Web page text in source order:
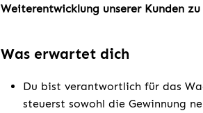
Weiterentwicklung unserer Kunden
Was erwartet dich
Du bist verantwortlich für das
steuerst sowohl die Gewinnung